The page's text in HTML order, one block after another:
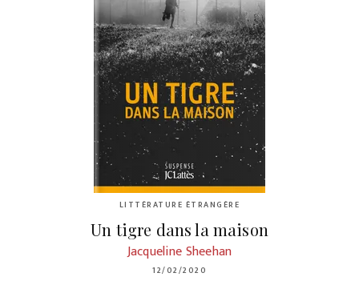
LITTÉRATURE ÉTRANGÈRE
Un tigre dans la maison
Jacqueline Sheehan
12/02/2020